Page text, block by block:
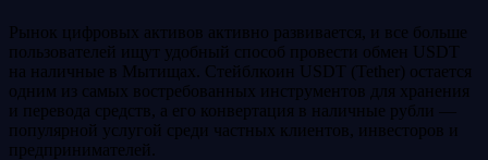
Рынок цифровых активов активно развивается, и все больше
пользователей ищут удобный способ провести обмен USDT
на наличные в Мытищах. Стейблкоин USDT (Tether) остается
одним из самых востребованных инструментов для хранения
и перевода средств, а его конвертация в наличные рубли —
популярной услугой среди частных клиентов, инвесторов и
предпринимателей.